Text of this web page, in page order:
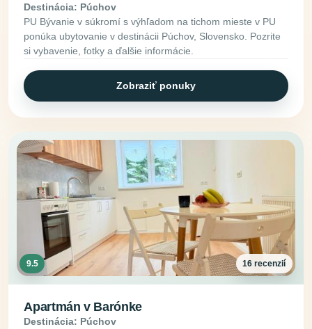
Destinácia: Púchov
PU Bývanie v súkromí s výhľadom na tichom mieste v PU
ponúka ubytovanie v destinácii Púchov, Slovensko. Pozrite
si vybavenie, fotky a ďalšie informácie.
Zobraziť ponuky
9.5 16 recenzií
Apartmán v Barónke
Destinácia: Púchov